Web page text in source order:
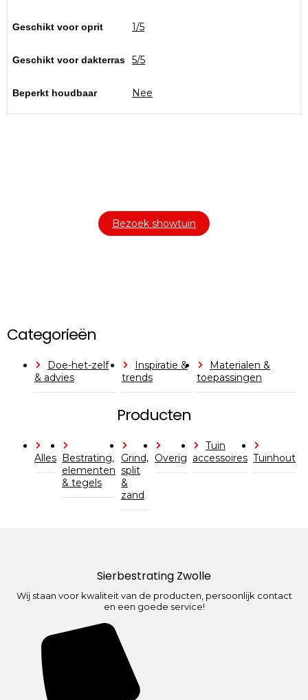
Geschikt voor oprit 1/5
Geschikt voor dakterras 5/5
Beperkt houdbaar Nee
Bezoek showtuin
Categorieën
Doe-het-zelf
& advies
Inspiratie &
trends
Materialen &
toepassingen
Producten
Alles Bestrating,
elementen
& tegels
Grind,
split
&
zand
Overig
Tuin
accessoires Tuinhout
Sierbestrating Zwolle
Wij staan voor kwaliteit van de producten, persoonlijk contact
en een goede service!